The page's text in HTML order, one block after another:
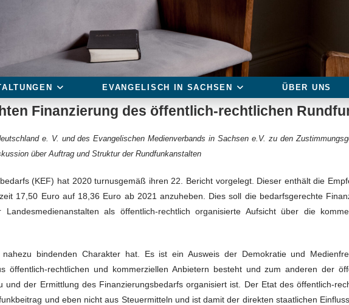
EVANGELISCH IN SACHSEN ÜBER UNS
Finanzierung des öffentlich-rechtlichen
e. V. und des Evangelischen Medienverbands in Sachsen e.V. zu den
über Auftrag und Struktur der Rundfunkanstalten
(KEF) hat 2020 turnusgemäß ihren 22. Bericht vorgelegt. Dieser enthält die
17,50 Euro auf 18,36 Euro ab 2021 anzuheben. Dies soll die bedarfsgerechte
als öffentlich-rechtlich organisierte Aufsicht über die
bindenden Charakter hat. Es ist ein Ausweis der Demokratie und
öffentlich-rechtlichen und kommerziellen Anbietern besteht und zum anderen der
und der Ermittlung des Finanzierungsbedarfs organisiert ist. Der Etat des öffentlich-
und eben nicht aus Steuermitteln und ist damit der direkten staatlichen